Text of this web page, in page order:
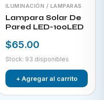
ILUMINACIÓN / LAMPARAS
Lampara Solar De
Pared LED-100LED
$65.00
Stock: 93 disponibles
+ Agregar al carrito